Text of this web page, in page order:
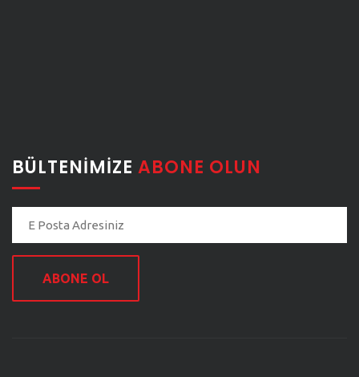
BÜLTENIMIZE ABONE OLUN
ABONE OL